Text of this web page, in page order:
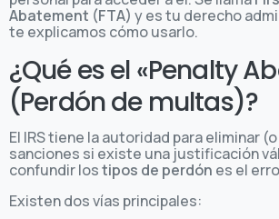
Abatement (FTA) y es tu derecho
te explicamos cómo usarlo.
¿Qué es el «Penalty
(Perdón de multas)?
El IRS tiene la autoridad para eliminar
sanciones si existe una justificación
confundir lostipos de perdón es el
Existen dos vías principales: